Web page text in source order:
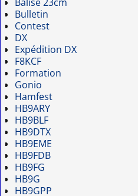
Bulletin
Contest
DX
Expédition DX
F8KCF
Formation
Gonio
Hamfest
HB9ARY
HB9BLF
HB9DTX
HB9EME
HB9FDB
HB9FG
HB9G
HB9GPP